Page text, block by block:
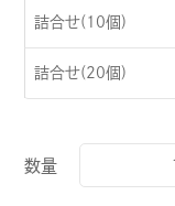
詰合せ(10個)
詰合せ(20個)
数量